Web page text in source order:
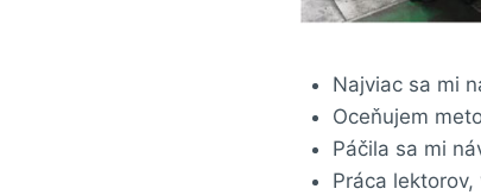
Najviac sa mi
Oceňujem
Páčila sa mi
Práca